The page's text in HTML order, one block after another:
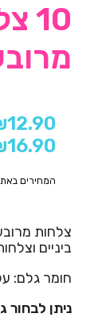
12.90
16.90
המחירים
צלחות
ביניים
חומר גלם:
ניתן לבחור